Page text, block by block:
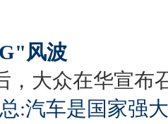
风波
，大众在华宣布
:汽车是国家强